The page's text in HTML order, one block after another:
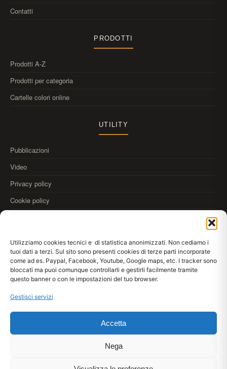
Utilizziamo cookies tecnici e di statistica anonimizzati. Non cediamo i
tuoi dati a terzi. Sul sito sono presenti cookies di terze parti incorporate
come ad es. Paypal, Facebook, Youtube, Google maps, etc. I tracker sono
bloccati ma puoi comunque controllarli e gestirli facilmente tramite
questo banner o con le impostazioni del tuo browser.
Gestisci servizi
Accetta
Nega
Contatti
PRODOTTI
Prodotti A-Z
Prodotti per categoria
Cartelle colori online
UTILITY
Pubblicazioni
Video
Privacy policy
Cookie policy
OLTRE
35.000
REALIZZAZIONI
Scarica Kromax AppDrawanteprima colori alle pareti
App Store
© 2026 Kromax® srl · Via Meucci 33/35, 80020 Casavatore (NA) IT · P.IVA
IT03953961210
Lun–Ven 08:30–13:30 / 14:30–17:30